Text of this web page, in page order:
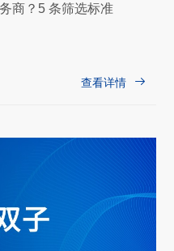
商？5 条筛选标准
查看详情 